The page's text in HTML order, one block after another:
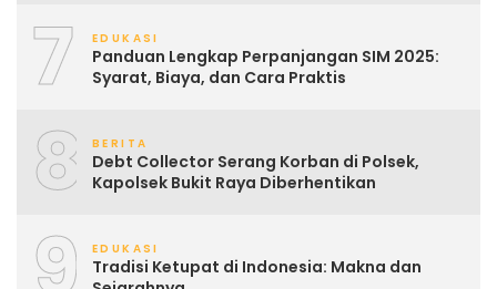
7 EDUKASI
Panduan Lengkap Perpanjangan SIM 2025:
Syarat, Biaya, dan Cara Praktis
8 BERITA
Debt Collector Serang Korban di Polsek,
Kapolsek Bukit Raya Diberhentikan
EDUKASI
Tradisi Ketupat di Indonesia: Makna dan